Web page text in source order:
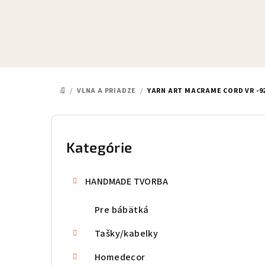
DOMOV
/ VLNA A PRIADZE / YARN ART MACRAME CORD VR -
B
Preskočiť
kategórie
Kategórie
HANDMADE TVORBA
Pre bábätká
Tašky/kabelky
Homedecor